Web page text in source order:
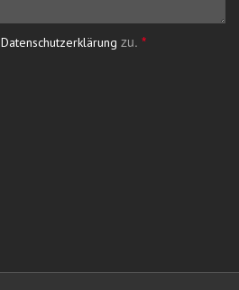
Datenschutzerklärung zu. *